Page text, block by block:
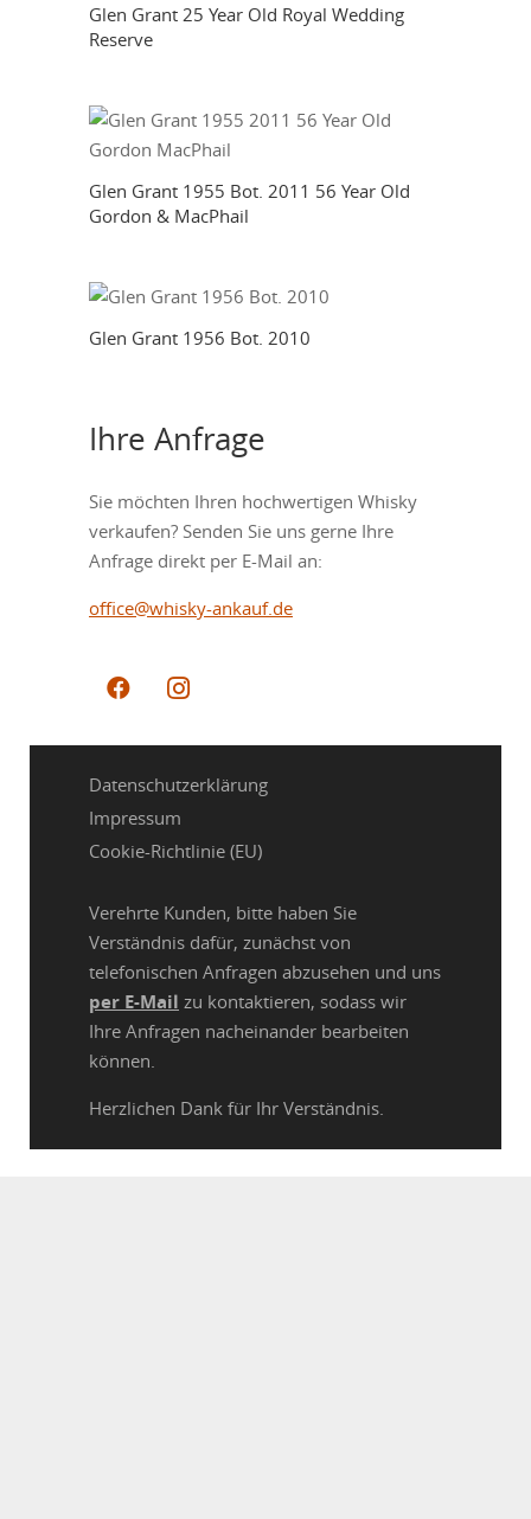
Glen Grant 25 Year Old Royal Wedding
Reserve
Glen Grant 1955 Bot. 2011 56 Year Old
Gordon & MacPhail
Glen Grant 1956 Bot. 2010
Ihre Anfrage
Sie möchten Ihren hochwertigen Whisky
verkaufen? Senden Sie uns gerne Ihre
Anfrage direkt per E-Mail an:
office@whisky-ankauf.de
Datenschutzerklärung
Impressum
Cookie-Richtlinie (EU)
Verehrte Kunden, bitte haben Sie
Verständnis dafür, zunächst von
telefonischen Anfragen abzusehen und uns
per E-Mail zu kontaktieren, sodass wir
Ihre Anfragen nacheinander bearbeiten
können.
Herzlichen Dank für Ihr Verständnis.